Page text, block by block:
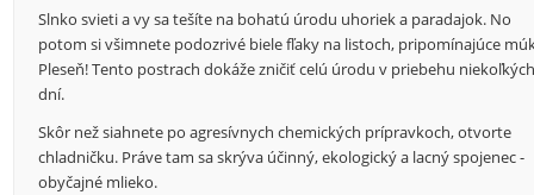
Slnko svieti a vy sa tešíte na bohatú úrodu uhoriek a paradajok. No
potom si všimnete podozrivé biele fľaky na listoch, pripomínajúce
Pleseň! Tento postrach dokáže zničiť celú úrodu v priebehu
dní.
Skôr než siahnete po agresívnych chemických prípravkoch, otvorte
chladničku. Práve tam sa skrýva účinný, ekologický a lacný spojenec -
obyčajné mlieko.